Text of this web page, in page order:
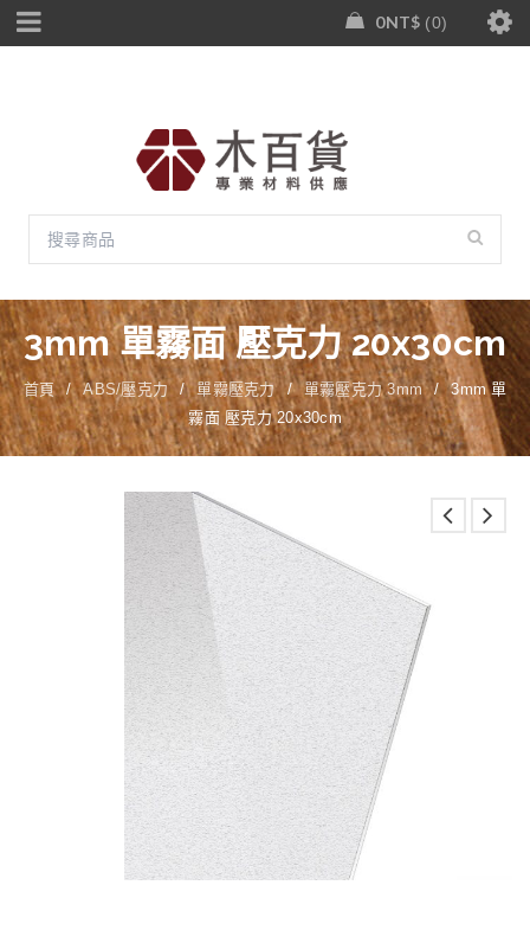
0NT$ 0
3mm 單霧面 壓克力 20x30cm
首頁 / ABS/壓克力 / 單霧壓克力 / 單霧壓克力 3mm /
3mm 單
霧面 壓克力 20x30cm